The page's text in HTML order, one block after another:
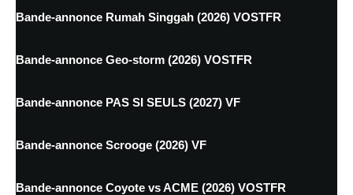
Bande-annonce Rumah Singgah (2026) VOSTFR
Bande-annonce Geo-storm (2026) VOSTFR
Bande-annonce PAS SI SEULS (2027) VF
Bande-annonce Scrooge (2026) VF
Bande-annonce Coyote vs ACME (2026) VOSTFR